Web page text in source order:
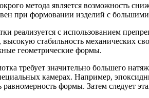
метода является возможность
при формовании изделий с
реализуется с использованием
стабильность механических
геометрические формы.
требует значительно большего
камерах. Например,
равномерность формы. Затем следует